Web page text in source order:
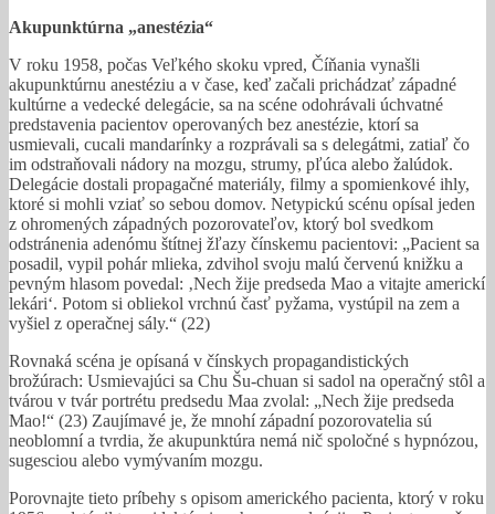
Akupunktúrna „anestézia“
V roku 1958, počas Veľkého skoku vpred, Číňania vynašli
akupunktúrnu anestéziu a v čase, keď začali prichádzať západné
kultúrne a vedecké delegácie, sa na scéne odohrávali úchvatné
predstavenia pacientov operovaných bez anestézie, ktorí sa
usmievali, cucali mandarínky a rozprávali sa s delegátmi, zatiaľ čo
im odstraňovali nádory na mozgu, strumy, pľúca alebo žalúdok.
Delegácie dostali propagačné materiály, filmy a spomienkové ihly,
ktoré si mohli vziať so sebou domov. Netypickú scénu opísal jeden
z ohromených západných pozorovateľov, ktorý bol svedkom
odstránenia adenómu štítnej žľazy čínskemu pacientovi: „Pacient sa
posadil, vypil pohár mlieka, zdvihol svoju malú červenú knižku a
pevným hlasom povedal: ‚Nech žije predseda Mao a vitajte americkí
lekári‘. Potom si obliekol vrchnú časť pyžama, vystúpil na zem a
vyšiel z operačnej sály.“ (22)
Rovnaká scéna je opísaná v čínskych propagandistických
brožúrach: Usmievajúci sa Chu Šu-chuan si sadol na operačný stôl a
tvárou v tvár portrétu predsedu Maa zvolal: „Nech žije predseda
Mao!“ (23) Zaujímavé je, že mnohí západní pozorovatelia sú
neoblomní a tvrdia, že akupunktúra nemá nič spoločné s hypnózou,
sugesciou alebo vymývaním mozgu.
Porovnajte tieto príbehy s opisom amerického pacienta, ktorý v roku